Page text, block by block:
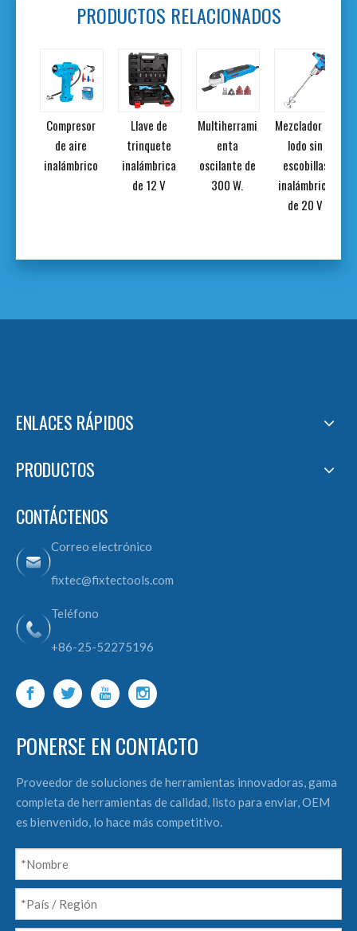
PRODUCTOS RELACIONADOS
Compresor
de aire
inalámbrico
Llave de
trinquete
inalámbrica
de 12 V
Multiherrami
enta
oscilante de
300 W.
Mezclador de
lodo sin
escobillas
inalámbrico
de 20 V
ENLACES RÁPIDOS
PRODUCTOS
CONTÁCTENOS
Correo electrónico
fixtec@fixtectools.com
Teléfono
+86-25-52275196
PONERSE EN CONTACTO
Proveedor de soluciones de herramientas innovadoras, gama
completa de herramientas de calidad, listo para enviar, OEM
es bienvenido, lo hace más competitivo.